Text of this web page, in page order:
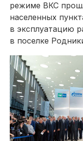
режиме ВКС
населенных
в эксплуатацию
в поселке